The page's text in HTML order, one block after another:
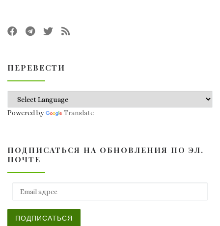
ПЕРЕВЕСТИ
Powered by Translate
ПОДПИСАТЬСЯ НА ОБНОВЛЕНИЯ ПО ЭЛ.
ПОЧТЕ
ПОДПИСАТЬСЯ